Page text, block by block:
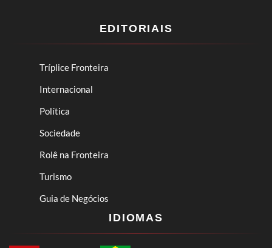
EDITORIAIS
Tríplice Fronteira
Internacional
Política
Sociedade
Rolê na Fronteira
Turismo
Guia de Negócios
IDIOMAS